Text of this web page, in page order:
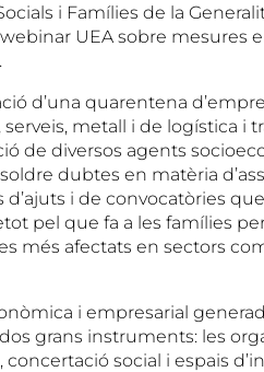
i Famílies de la
UEA sobre mesures
d’una quarentena
metall i de logística i
de diversos agents
dubtes en matèria
i de convocatòries que
pel que fa a les famílies
més afectats en sectors
i empresarial
grans instruments: les
social i espais